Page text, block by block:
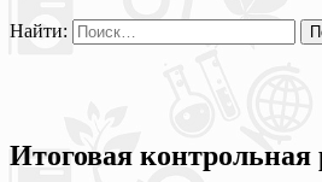
Найти:
Итоговая контрольная